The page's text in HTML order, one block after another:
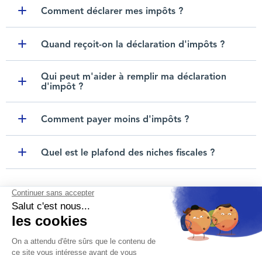
Comment déclarer mes impôts ?
Quand reçoit-on la déclaration d'impôts ?
Toggle item
Qui peut m'aider à remplir ma déclaration
d'impôt ?
Comment payer moins d'impôts ?
Quel est le plafond des niches fiscales ?